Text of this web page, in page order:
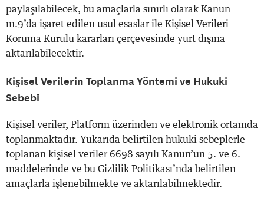
paylaşılabilecek, bu amaçlarla sınırlı olarak Kanun
m.9’da işaret edilen usul esaslar ile Kişisel Verileri
Koruma Kurulu kararları çerçevesinde yurt dışına
aktarılabilecektir.
Kişisel Verilerin Toplanma Yöntemi ve Hukuki
Sebebi
Kişisel veriler, Platform üzerinden ve elektronik ortamda
toplanmaktadır. Yukarıda belirtilen hukuki sebeplerle
toplanan kişisel veriler 6698 sayılı Kanun’un 5. ve 6.
maddelerinde ve bu Gizlilik Politikası’nda belirtilen
amaçlarla işlenebilmekte ve aktarılabilmektedir.